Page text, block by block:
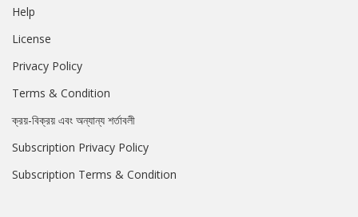
Help
License
Privacy Policy
Terms & Condition
ক্রয়-বিক্রয় এবং অন্যান্য শর্তাবলী
Subscription Privacy Policy
Subscription Terms & Condition